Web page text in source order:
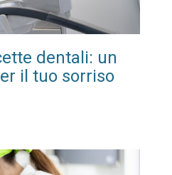
dentali: un
il tuo sorriso